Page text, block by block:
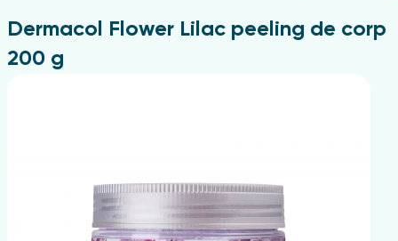
Ten problematic
Dermacol Flower Lilac peeling de corp
200 g